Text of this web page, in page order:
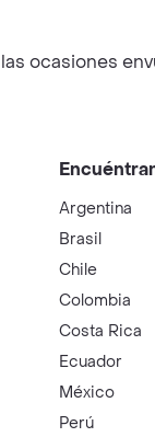
ocasiones
Argentina
Brasil
Chile
Colombia
Costa Rica
Ecuador
México
Perú